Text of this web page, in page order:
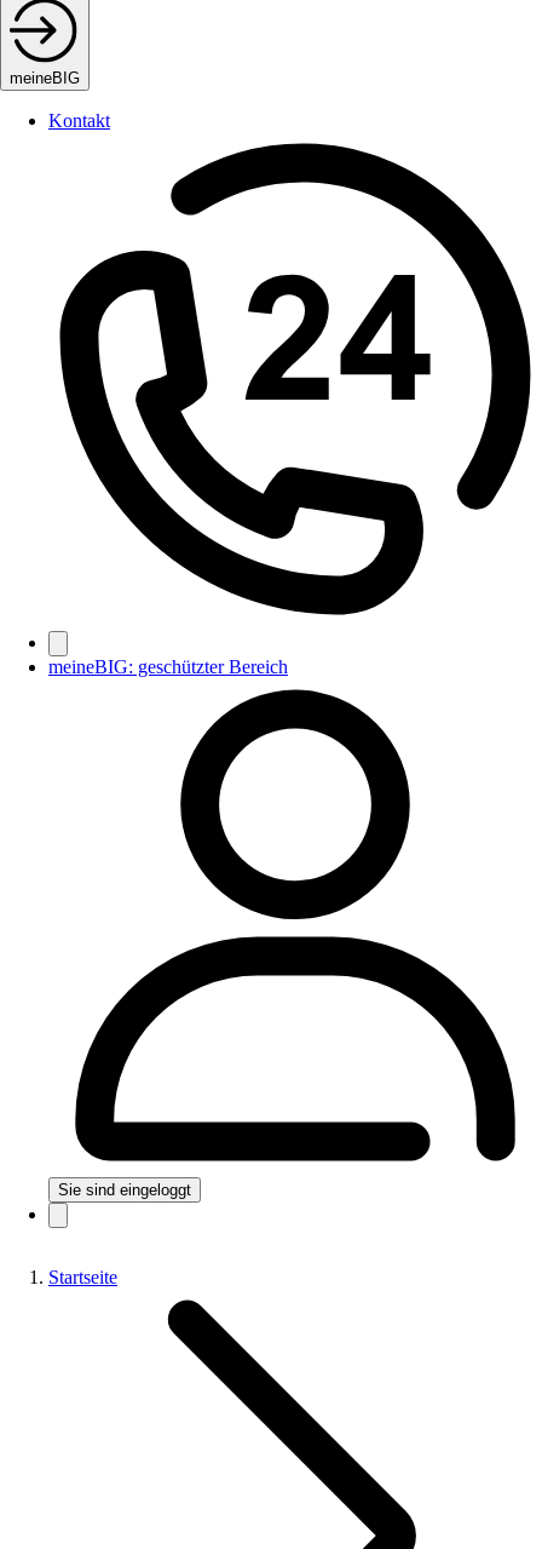
meineBIG
Kontakt
meineBIG: geschützter Bereich
Sie sind eingeloggt
Startseite